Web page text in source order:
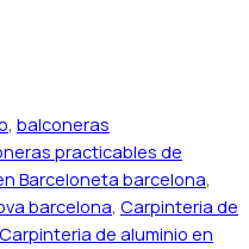
, balconeras
practicables de
Barceloneta barcelona,
barcelona, Carpinteria de
Carpinteria de aluminio en